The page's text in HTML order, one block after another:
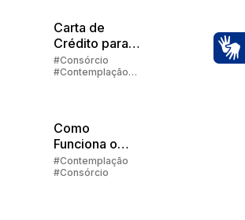
Carta de
Crédito para
Veículos
#Consórcio
#Contemplação
Como
Funciona o
Faturamento
de
#Contemplação
#Consórcio